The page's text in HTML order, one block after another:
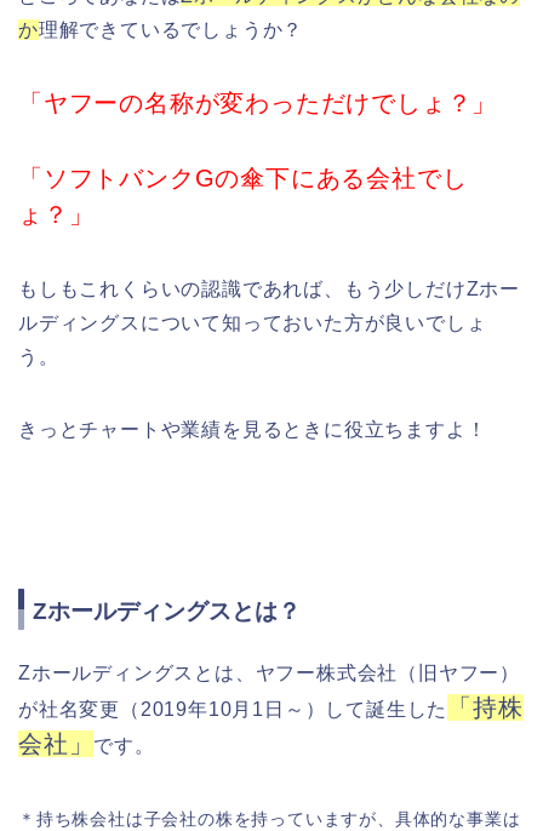
か理解できているでしょうか？
「ヤフーの名称が変わっただけでしょ？」
「ソフトバンクGの傘下にある会社でし
ょ？」
もしもこれくらいの認識であれば、もう少しだけZホー
ルディングスについて知っておいた方が良いでしょ
う。
きっとチャートや業績を見るときに役立ちますよ！
Zホールディングスとは？
Zホールディングスとは、ヤフー株式会社（旧ヤフー）
が社名変更（2019年10月1日～）して誕生した
「持株
会社」
です。
＊持ち株会社は子会社の株を持っていますが、具体的な事業は